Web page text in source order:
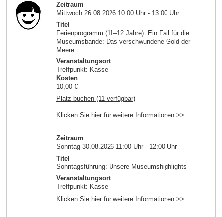
Zeitraum
Mittwoch 26.08.2026 10:00 Uhr - 13:00 Uhr
Titel
Ferienprogramm (11–12 Jahre): Ein Fall für die
Museumsbande: Das verschwundene Gold der
Meere
Veranstaltungsort
Treffpunkt: Kasse
Kosten
10,00 €
Platz buchen (11 verfügbar)
Klicken Sie hier für weitere Informationen >>
Zeitraum
Sonntag 30.08.2026 11:00 Uhr - 12:00 Uhr
Titel
Sonntagsführung: Unsere Museumshighlights
Veranstaltungsort
Treffpunkt: Kasse
Klicken Sie hier für weitere Informationen >>